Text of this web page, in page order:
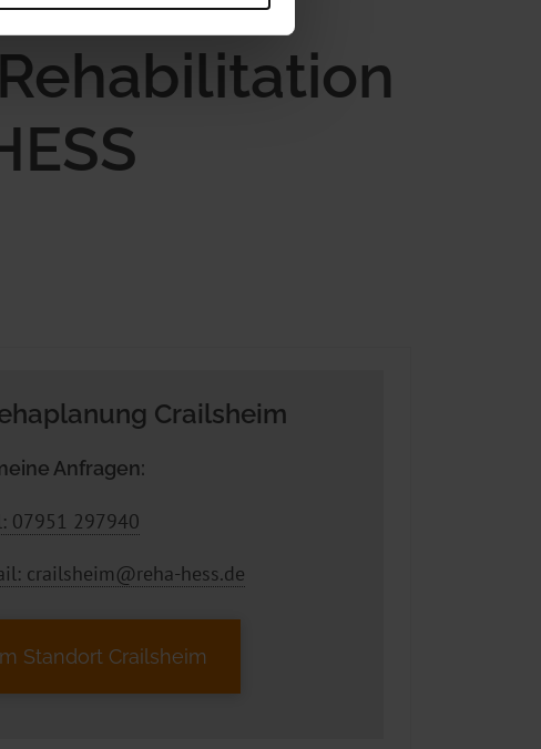
Crailsheim
Anfragen:
07951 297940
crailsheim@reha-hess.de
Standort Crailsheim